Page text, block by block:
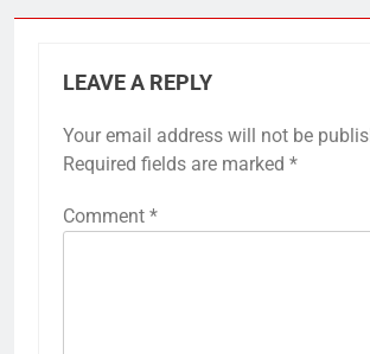
LEAVE A REPLY
Your email address will not be
Required fields are marked *
Comment *